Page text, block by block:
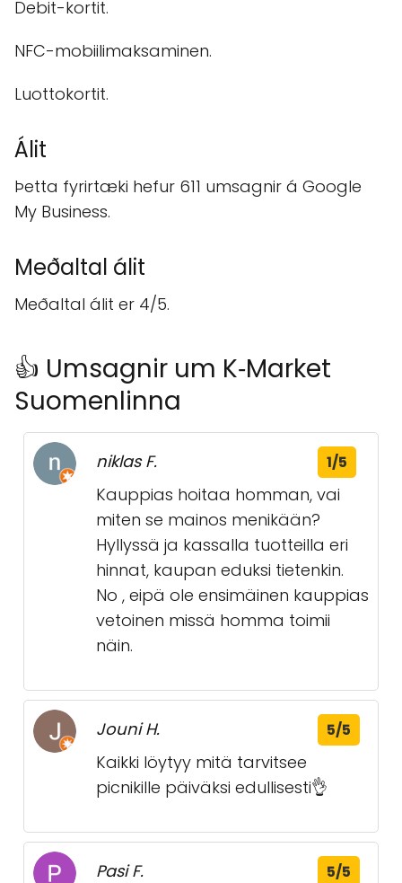
Debit-kortit.
NFC-mobiilimaksaminen.
Luottokortit.
Álit
Þetta fyrirtæki hefur 611 umsagnir á Google
My Business.
Meðaltal álit
Meðaltal álit er 4/5.
👍 Umsagnir um K‑Market
Suomenlinna
niklas F. 1/5
Kauppias hoitaa homman, vai
miten se mainos menikään?
Hyllyssä ja kassalla tuotteilla eri
hinnat, kaupan eduksi tietenkin.
No , eipä ole ensimäinen kauppias
vetoinen missä homma toimii
näin.
Jouni H. 5/5
Kaikki löytyy mitä tarvitsee
picnikille päiväksi edullisesti👌
Pasi F. 5/5